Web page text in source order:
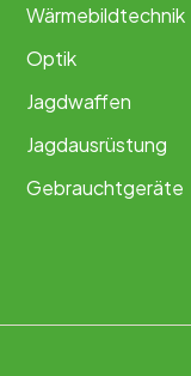
Wärmebildtechnik
Optik
Jagdwaffen
Jagdausrüstung
Gebrauchtgeräte